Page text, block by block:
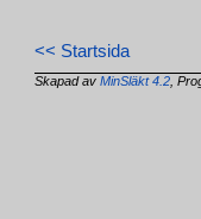
<< Startsida
Skapad avMinSläkt 4.2 ,